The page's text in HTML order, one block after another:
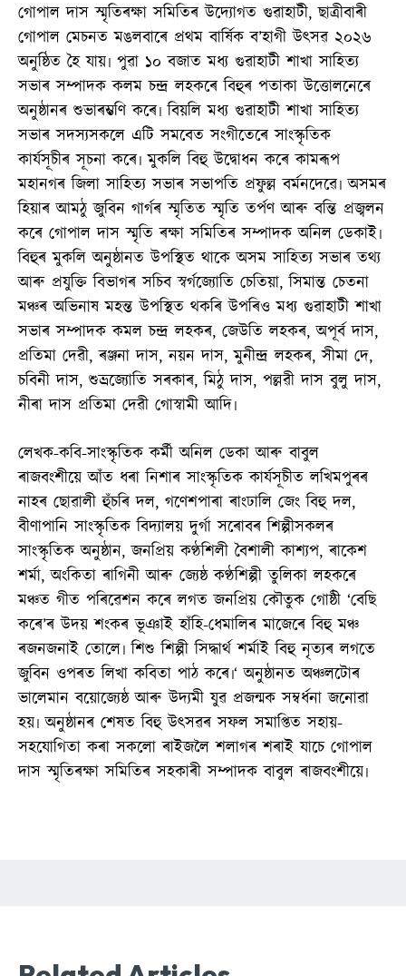
গোপাল দাস স্মৃতিৰক্ষা সমিতিৰ উদ্যোগত গুৱাহাটী, ছাত্ৰীবাৰী
গোপাল মেচনত মঙলবাৰে প্ৰথম বাৰ্ষিক ব’হাগী উৎসৱ ২০২৬
অনুষ্ঠিত হৈ যায়৷ পুৱা ১০ বজাত মধ্য গুৱাহাটী শাখা সাহিত্য
সভাৰ সম্পাদক কলম চন্দ্ৰ লহকৰে বিহুৰ পতাকা উত্তোলনেৰে
অনুষ্ঠানৰ শুভাৰম্ভণি কৰে৷ বিয়লি মধ্য গুৱাহাটী শাখা সাহিত্য
সভাৰ সদস্যসকলে এটি সমবেত সংগীতেৰে সাংস্কৃতিক
কাৰ্যসূচীৰ সূচনা কৰে৷ মুকলি বিহু উদ্বোধন কৰে কামৰূপ
মহানগৰ জিলা সাহিত্য সভাৰ সভাপতি প্ৰফুল্ল বৰ্মনদেৱে৷ অসমৰ
হিয়াৰ আমঠু জুবিন গাৰ্গৰ স্মৃতিত স্মৃতি তৰ্পণ আৰু বন্তি প্ৰজ্বলন
কৰে গোপাল দাস স্মৃতি ৰক্ষা সমিতিৰ সম্পাদক অনিল ডেকাই৷
বিহুৰ মুকলি অনুষ্ঠানত উপস্থিত থাকে অসম সাহিত্য সভাৰ তথ্য
আৰু প্ৰযুক্তি বিভাগৰ সচিব স্বৰ্গজ্যোতি চেতিয়া, সিমান্ত চেতনা
মঞ্চৰ অভিনাষ মহন্ত উপস্থিত থকৰি উপৰিও মধ্য গুৱাহাটী শাখা
সভাৰ সম্পাদক কমল চন্দ্ৰ লহকৰ, জেউতি লহকৰ, অপূৰ্ব দাস,
প্ৰতিমা দেৱী, ৰঞ্জনা দাস, নয়ন দাস, মুনীন্দ্ৰ লহকৰ, সীমা দে,
চবিনী দাস, শুভ্ৰজ্যোতি সৰকাৰ, মিঠু দাস, পল্লৱী দাস বুলু দাস,
নীৰা দাস প্ৰতিমা দেৱী গোস্বামী আদি৷
লেখক-কবি-সাংস্কৃতিক কৰ্মী অনিল ডেকা আৰু বাবুল
ৰাজবংশীয়ে আঁত ধৰা নিশাৰ সাংস্কৃতিক কাৰ্যসূচীত লখিমপুৰৰ
নাহৰ ছোৱালী হুঁচৰি দল, গণেশপাৰা ৰাংঢালি জেং বিহু দল,
বীণাপানি সাংস্কৃতিক বিদ্যালয় দুৰ্গা সৰোবৰ শিল্পীসকলৰ
সাংস্কৃতিক অনুষ্ঠান, জনপ্ৰিয় কণ্ঠশিলী বৈশালী কাশ্যপ, ৰাকেশ
শৰ্মা, অংকিতা ৰাগিনী আৰু জ্যেষ্ঠ কণ্ঠশিল্পী তুলিকা লহকৰে
মঞ্চত গীত পৰিৱেশন কৰে লগত জনপ্ৰিয় কৌতুক গোষ্ঠী ‘বেছি
কৰে’ৰ উদয় শংকৰ ভূঞাই হাঁহি-ধেমালিৰ মাজেৰে বিহু মঞ্চ
ৰজনজনাই তোলে৷ শিশু শিল্পী সিদ্ধাৰ্থ শৰ্মাই বিহু নৃত্যৰ লগতে
জুবিন ওপৰত লিখা কবিতা পাঠ কৰে৷‘ অনুষ্ঠানত অঞ্চলটোৰ
ভালেমান বয়োজ্যেষ্ঠ আৰু উদ্যমী যুৱ প্ৰজন্মক সম্বৰ্ধনা জনোৱা
হয়৷ অনুষ্ঠানৰ শেষত বিহু উৎসৱৰ সফল সমাপ্তিত সহায়-
সহযোগিতা কৰা সকলো ৰাইজলৈ শলাগৰ শৰাই যাচে গোপাল
দাস স্মৃতিৰক্ষা সমিতিৰ সহকাৰী সম্পাদক বাবুল ৰাজবংশীয়ে৷